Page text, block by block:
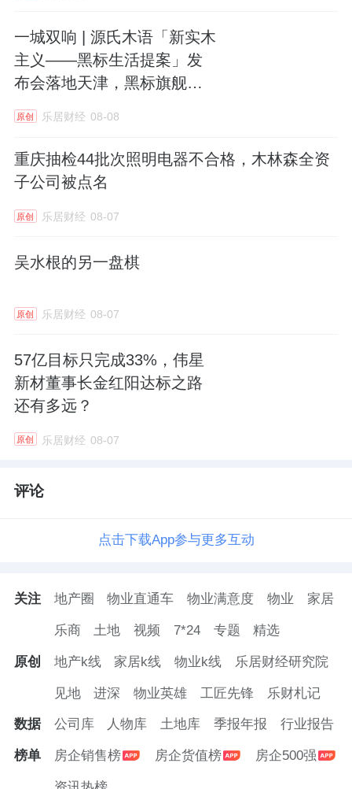
九牧全球首发AIBATH场景、YOUNG BATH场景
值得一说的是，政策导向也为卫浴行业场景消
费发展营造了有利环境。国家对消费升级的大
服务创新。如在住房和城乡建设部“好房子” 战
应用场景技术导则》的制定，将场景化创新理
念融入行业标准，推动整个行业向满足消费者
在政策杠杆的撬动下，卫浴企业加速全链路场
的柔性制造到服务端的体验设计形成闭环优
化，以适应消费市场变化，推动场景消费在行
释放提供了制度保障。
全球布局与品牌建设，提升行业国际影响力
在全球产业转移的大趋势下，卫浴行业的竞争
线” 的关键路径。
征程中成绩斐然。2024年以来，九牧新店如雨
后春笋般在越南、印尼、卡塔尔等多国相继开
业，出口业务覆盖全球120 余国，已然成为中
国智能卫浴海外拓展的先锋力量。
一城双响 | 源氏木语「新实木
主义——黑标生活提案」发
布会落地天津，黑标旗舰店
盛大启幕
原创 乐居财经 08-08
重庆抽检44批次照明电器不合格，木林森全资
子公司被点名
原创 乐居财经 08-07
吴水根的另一盘棋
原创 乐居财经 08-07
57亿目标只完成33%，伟星
新材董事长金红阳达标之路
还有多远？
原创 乐居财经 08-07
评论
点击下载App参与更多互动
关注 地产圈 物业直通车 物业满意度 物业 家居
乐商 土地 视频 7*24 专题 精选
原创 地产k线 家居k线 物业k线 乐居财经研究院
见地 进深 物业英雄 工匠先锋 乐财札记
数据 公司库 人物库 土地库 季报年报 行业报告
榜单 房企销售榜 房企货值榜 房企500强